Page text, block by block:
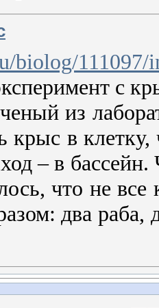
biolog/111097/
с
из
крыс в
– в
что не
два раба,